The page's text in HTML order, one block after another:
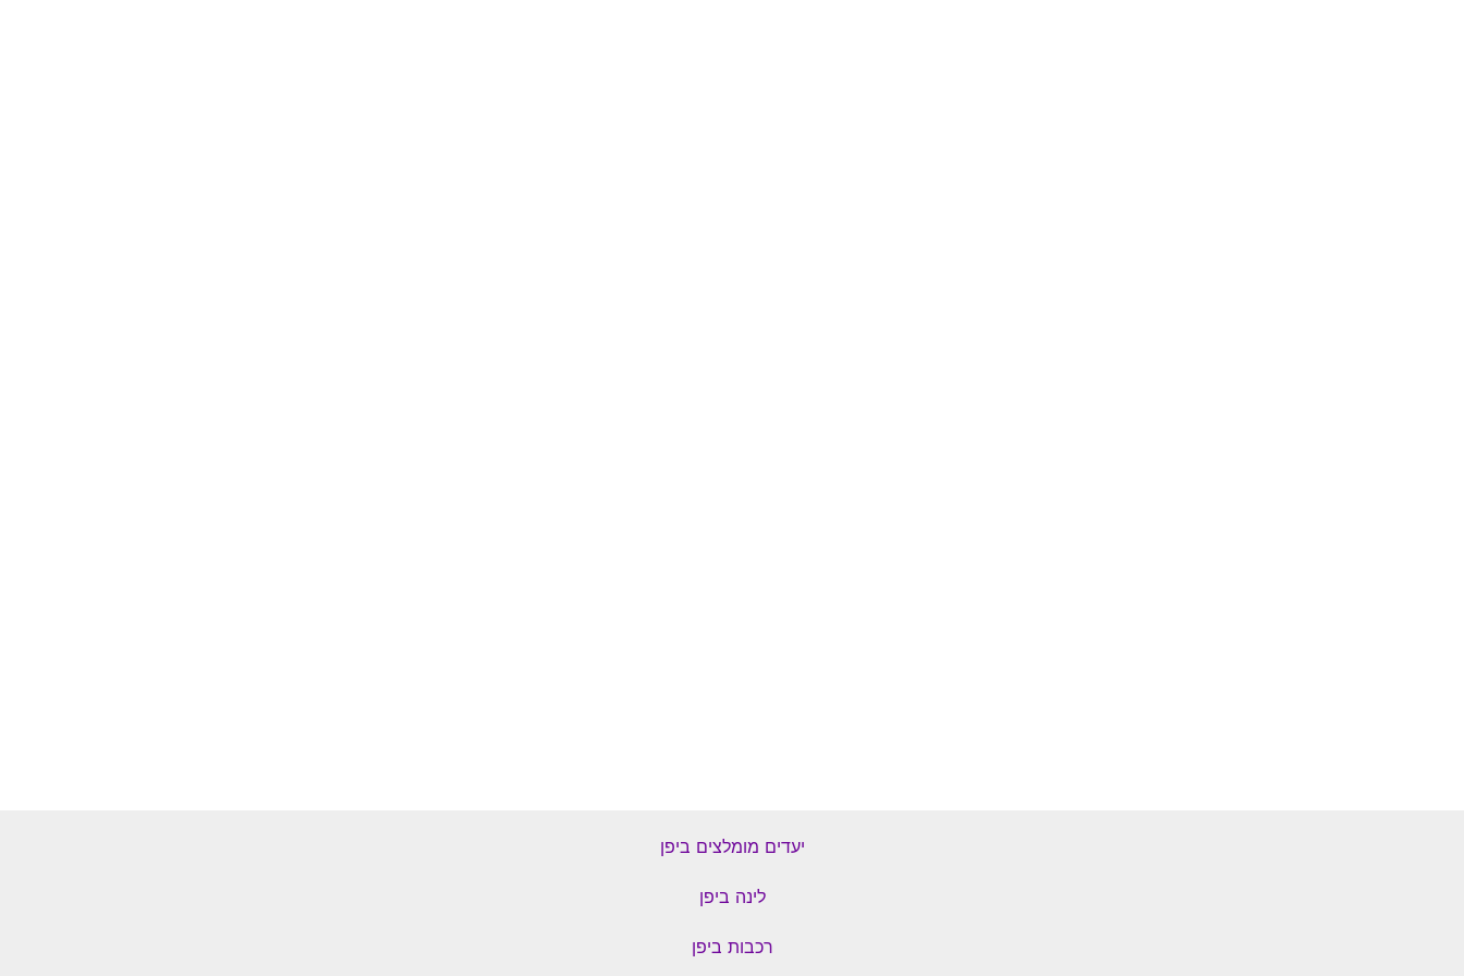
יעדים מומלצים ביפן
לינה ביפן
רכבות ביפן